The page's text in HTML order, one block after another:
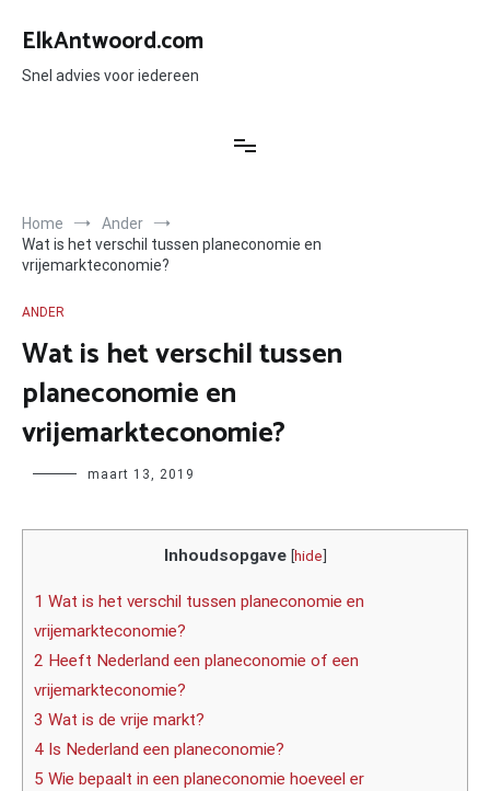
naar
inhoud
ElkAntwoord.com
Snel advies voor iedereen
Home
Ander
Wat is het verschil tussen planeconomie en
vrijemarkteconomie?
ANDER
Wat is het verschil tussen
planeconomie en
vrijemarkteconomie?
Author maart 13, 2019
Inhoudsopgave [hide]
1 Wat is het verschil tussen planeconomie en
vrijemarkteconomie?
2 Heeft Nederland een planeconomie of een
vrijemarkteconomie?
3 Wat is de vrije markt?
4 Is Nederland een planeconomie?
5 Wie bepaalt in een planeconomie hoeveel er